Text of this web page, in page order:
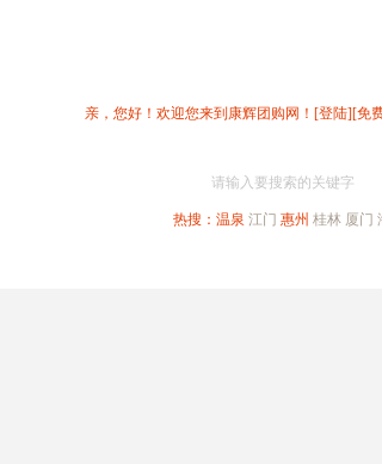
亲，您好！欢迎您来到康辉团购网！ [登陆][免
请输入要搜索的关键字
热搜： 温泉 江门 惠州 桂林 厦门